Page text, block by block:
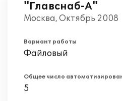
"Главснаб-А"
Москва, Октябрь 2008
Вариант работы
Файловый
Общее число
5